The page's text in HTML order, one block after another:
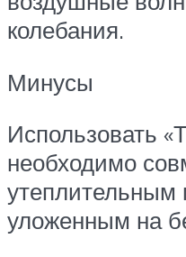
колебания.
Минусы
Использовать
необходимо
утеплительным
уложенным на